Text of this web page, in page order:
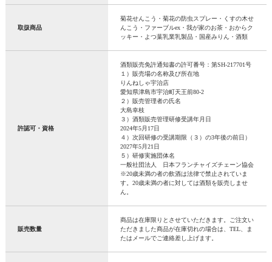
取扱商品
菊花せんこう・菊花の防虫スプレー・くすの木せ
んこう・ファーブルex・我が家のお茶・おからク
ッキー・よつ葉乳業乳製品・国産みりん・酒類
許認可・資格
酒類販売免許通知書の許可番号：第SH-217701号
１）販売場の名称及び所在地
りんねしゃ宇治店
愛知県津島市宇治町天王前80-2
２）販売管理者の氏名
大島幸枝
３）酒類販売管理研修受講年月日
2024年5月17日
４）次回研修の受講期限（３）の3年後の前日）
2027年5月21日
５）研修実施団体名
一般社団法人 日本フランチャイズチェーン協会
※20歳未満の者の飲酒は法律で禁止されていま
す。20歳未満の者に対しては酒類を販売しませ
ん。
販売数量
商品は在庫限りとさせていただきます。ご注文い
ただきました商品が在庫切れの場合は、TEL、ま
たはメールでご連絡差し上げます。